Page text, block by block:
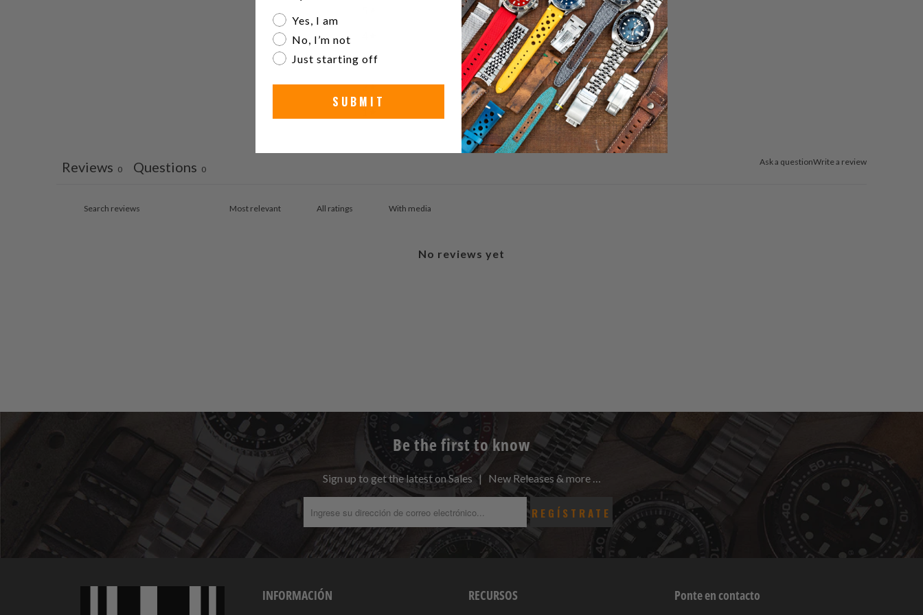
0%
0%
3
0%
2
0%
0%
Ask a questionWrite a review
Reviews 0 Questions 0
With media
No reviews yet
Be the first to know
Sign up to get the latest on Sales | New Releases & more …
INFORMACIÓN RECURSOS Ponte en contacto
Are you a watch collector?
Yes, I am
No, I’m not
Just starting off
SUBMIT